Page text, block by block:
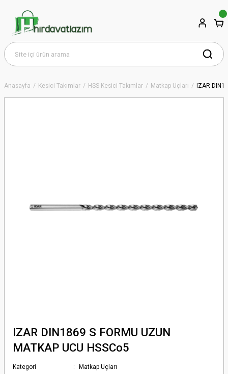
Anasayfa Kesici Takımlar HSS Kesici Takımlar Matkap Uçları IZAR
IZAR DIN1869 S FORMU UZUN
MATKAP UCU HSSCo5
Kategori
Matkap Uçları